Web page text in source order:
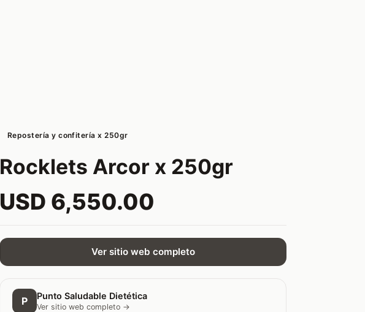
Repostería y confitería x 250gr
Rocklets Arcor x 250gr
USD 6,550.00
Ver sitio web completo
P Punto Saludable Dietética
Ver sitio web completo →